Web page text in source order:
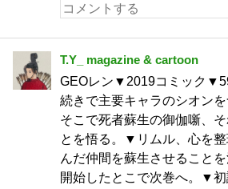
T.Y_ magazine & cartoon
GEOレン▼2019コミック
続きで主要キャラのシオンを
そこで死者蘇生の御伽噺、
とを悟る。▼リムル、心を
んだ仲間を蘇生させること
開始したとこで次巻へ。▼